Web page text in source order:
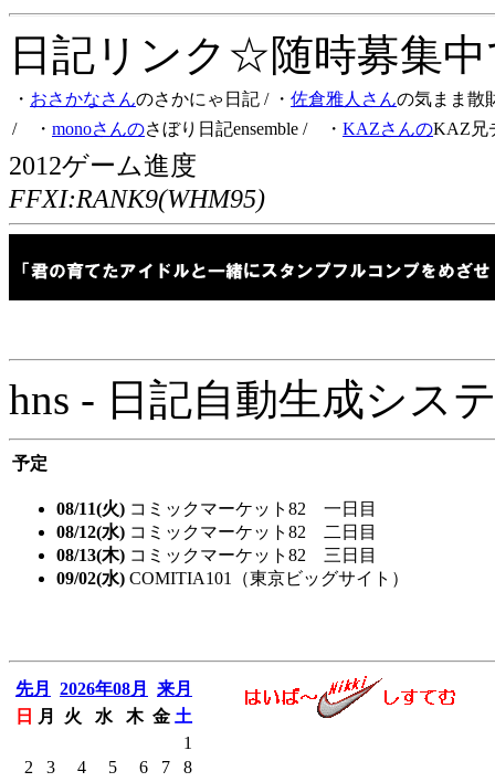
日記リンク☆随時募集
・ おさかなさんのさかにゃ日記 / ・ 佐倉雅人さんの気まま散
/ ・ monoさんのさぼり日記ensemble / ・ KAZさんのKAZ兄
2012ゲーム進度
FFXI:RANK9(WHM95)
hns - 日記自動生成シス
予定
08/11(火) コミックマーケット82 一日目
08/12(水) コミックマーケット82 二日目
08/13(木) コミックマーケット82 三日目
09/02(水) COMITIA101（東京ビッグサイト）
先月 2026年08月
来月
日
月 火 水 木 金 土
1
2
3 4 5 6 7
8